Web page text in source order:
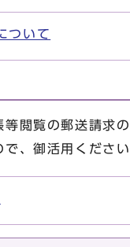
ついて
閲覧の郵送請求
、御活用ください